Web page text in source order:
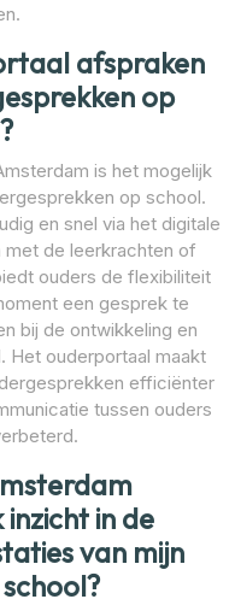
afspraken
op
is het mogelijk
op school.
en snel via het digitale
met de leerkrachten of
ouders de flexibiliteit
een gesprek te
bij de ontwikkeling en
Het ouderportaal maakt
efficiënter
tussen ouders
in de
van mijn